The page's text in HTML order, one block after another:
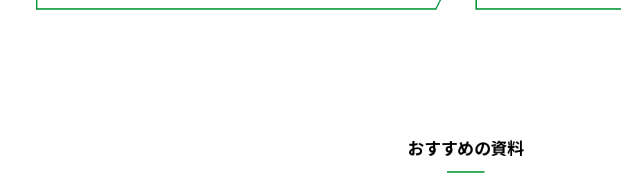
おすすめの資料